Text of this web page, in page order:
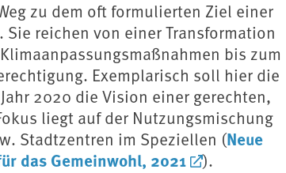
zu dem oft formulierten Ziel einer
reichen von einer Transformation
bis zum
Exemplarisch soll hier die
2020 die Vision einer gerechten,
liegt auf der Nutzungsmischung
Stadtzentren im Speziellen (Neue
das Gemeinwohl, 2021
).